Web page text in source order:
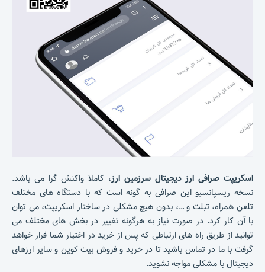
اسکریپت صرافی ارز دیجیتال سرزمین ارز، کاملا واکنش گرا می باشد.
نسخه ریسپانسیو این صرافی به گونه است که با دستگاه های مختلف
تلفن همراه، تبلت و …، بدون هیچ مشکلی در ساختار اسکریپت، می توان
با آن کار کرد. در صورت نیاز به هرگونه تغییر در بخش های مختلف می
توانید از طریق راه های ارتباطی که پس از خرید در اختیار شما قرار خواهد
گرفت با ما در تماس باشید تا در خرید و فروش بیت کوین و سایر ارزهای
دیجیتال با مشکلی مواجه نشوید.